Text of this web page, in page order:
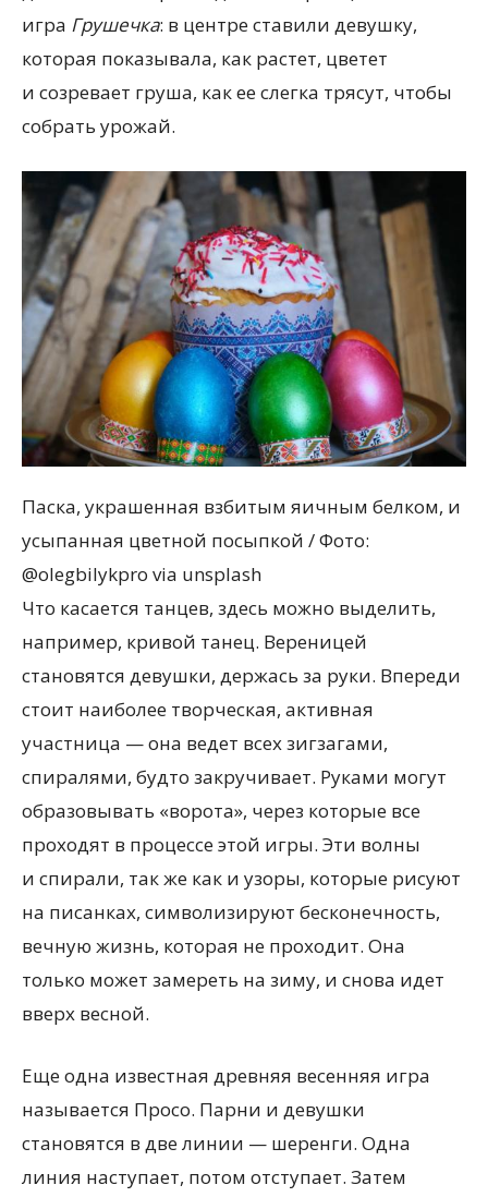
игра Грушечка: в центре ставили девушку,
которая показывала, как растет, цветет
и созревает груша, как ее слегка трясут, чтобы
собрать урожай.
Паска, украшенная взбитым яичным белком, и
усыпанная цветной посыпкой / Фото:
@olegbilykpro via unsplash
Что касается танцев, здесь можно выделить,
например, кривой танец. Вереницей
становятся девушки, держась за руки. Впереди
стоит наиболее творческая, активная
участница — она ведет всех зигзагами,
спиралями, будто закручивает. Руками могут
образовывать «ворота», через которые все
проходят в процессе этой игры. Эти волны
и спирали, так же как и узоры, которые рисуют
на писанках, символизируют бесконечность,
вечную жизнь, которая не проходит. Она
только может замереть на зиму, и снова идет
вверх весной.
Еще одна известная древняя весенняя игра
называется Просо. Парни и девушки
становятся в две линии — шеренги. Одна
линия наступает, потом отступает. Затем